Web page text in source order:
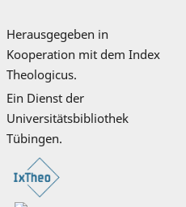
Herausgegeben in
Kooperation mit dem Index
Theologicus.
Ein Dienst der
Universitätsbibliothek
Tübingen.